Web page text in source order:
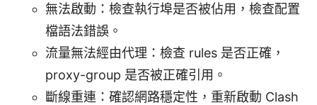
無法啟動：檢查執行埠是否被佔用，檢查配置
檔語法錯誤。
流量無法經由代理：檢查 rules 是否正確，
proxy-group 是否被正確引用。
斷線重連：確認網路穩定性，重新啟動 Clash